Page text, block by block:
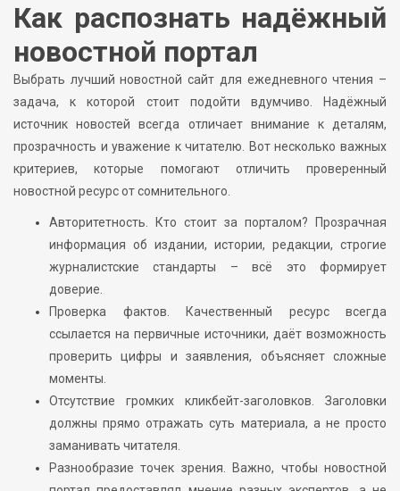
Как распознать надёжный
новостной портал
Выбрать лучший новостной сайт для ежедневного чтения –
задача, к которой стоит подойти вдумчиво. Надёжный
источник новостей всегда отличает внимание к деталям,
прозрачность и уважение к читателю. Вот несколько важных
критериев, которые помогают отличить проверенный
новостной ресурс от сомнительного.
Авторитетность. Кто стоит за порталом? Прозрачная
информация об издании, истории, редакции, строгие
журналистские стандарты – всё это формирует
доверие.
Проверка фактов. Качественный ресурс всегда
ссылается на первичные источники, даёт возможность
проверить цифры и заявления, объясняет сложные
моменты.
Отсутствие громких кликбейт-заголовков. Заголовки
должны прямо отражать суть материала, а не просто
заманивать читателя.
Разнообразие точек зрения. Важно, чтобы новостной